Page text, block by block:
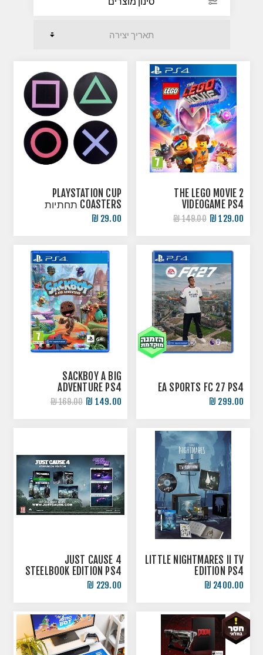
THE LEGO MOVIE 2
VIDEOGAME PS4
129.00 ₪
149.00 ₪
PLAYSTATION CUP
COASTERS תחתיות
כוסות
29.00 ₪
EA SPORTS FC 27 PS4
299.00 ₪
SACKBOY A BIG
ADVENTURE PS4
149.00 ₪
169.00 ₪
LITTLE NIGHTMARES II TV
EDITION PS4
2400.00 ₪
JUST CAUSE 4
STEELBOOK EDITION PS4
229.00 ₪